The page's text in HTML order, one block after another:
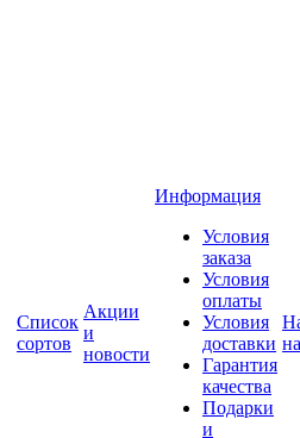
Список
сортов
Акции
и
новости
Информация
Условия
заказа
Условия
оплаты
Условия
доставки
Гарантия
качества
Подарки
и